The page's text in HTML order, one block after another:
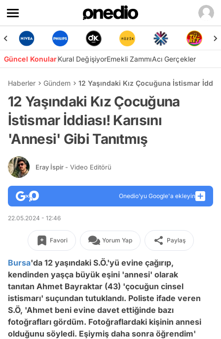
Güncel KonularKural DeğişiyorEmekli ZammıAcı Gerçekler
Haberler Gündem 12 Yaşındaki Kız Çocuğuna İstismar
12 Yaşındaki Kız Çocuğuna
İstismar İddiası! Karısını
'Annesi' Gibi Tanıtmış
Eray İspir - Video Editörü
Onedio’yu Google'a ekleyin
22.05.2024 - 12:46
Favori Yorum Yap Paylaş
Bursa'da 12 yaşındaki S.Ö.'yü evine çağırıp,
kendinden yaşça büyük eşini 'annesi' olarak
tanıtan Ahmet Bayraktar (43) 'çocuğun cinsel
istismarı' suçundan tutuklandı. Poliste ifade veren
S.Ö, 'Ahmet beni evine davet ettiğinde bazı
fotoğrafları gördüm. Fotoğraflardaki kişinin annesi
olduğunu söyledi. Eşiymiş daha sonra öğrendim'